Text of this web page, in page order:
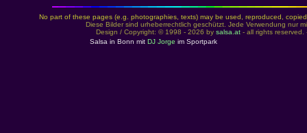
No part of these pages (e.g. photographies, texts) may be used, reproduced,
Diese Bilder sind urheberrechtlich geschützt. Jede Verwendung nur
Design / Copyright: © 1998 - 2026 by salsa.at- all rights reserved.
Salsa in Bonn mit DJ Jorge im Sportpark